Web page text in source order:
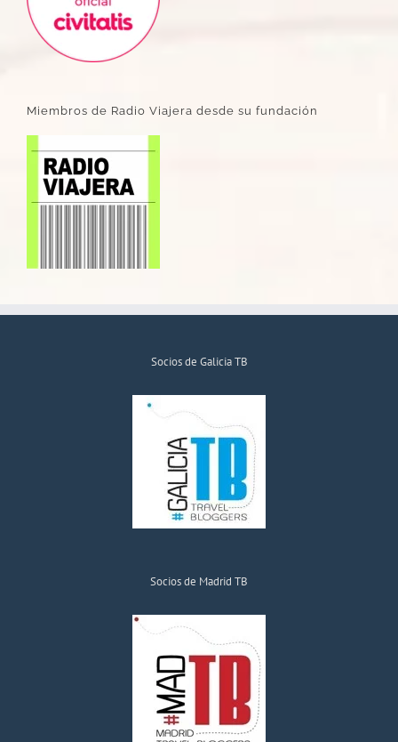
Miembros de Radio Viajera desde su fundación
Socios de Galicia TB
Socios de Madrid TB